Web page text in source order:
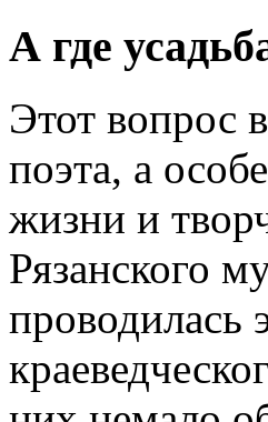
А где
Этот вопрос
поэта, а
жизни и
Рязанского
проводилась